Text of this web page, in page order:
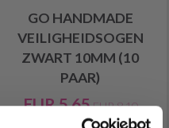
GO HANDMADE
VEILIGHEIDSOGEN
ZWART 10MM (10
PAAR)
EUR 5.65EUR 8.10